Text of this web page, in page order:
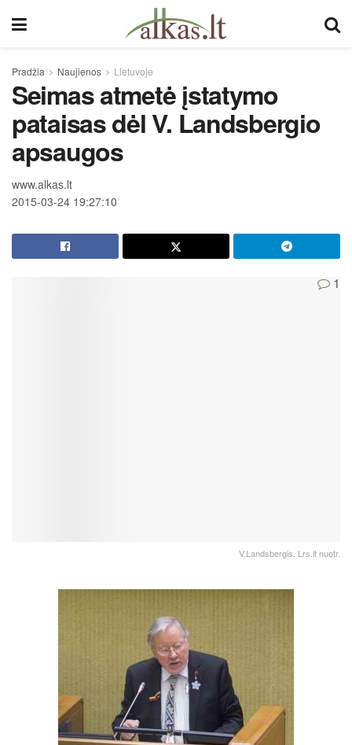
Pradžia Naujienos Lietuvoje
Seimas atmetė įstatymo
pataisas dėl V. Landsbergio
apsaugos
www.alkas.lt
2015-03-24 19:27:10
1
V.Landsbergis. Lrs.lt nuotr.